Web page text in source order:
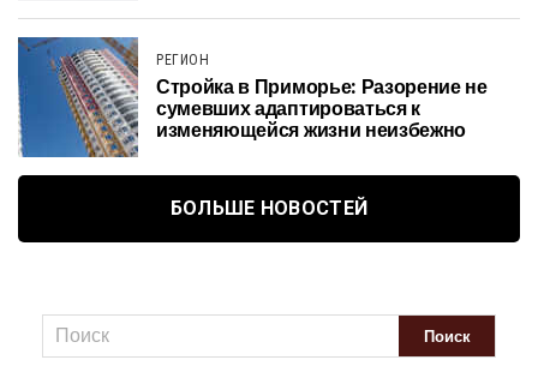
РЕГИОН
Стройка в Приморье: Разорение не
сумевших адаптироваться к
изменяющейся жизни неизбежно
БОЛЬШЕ НОВОСТЕЙ